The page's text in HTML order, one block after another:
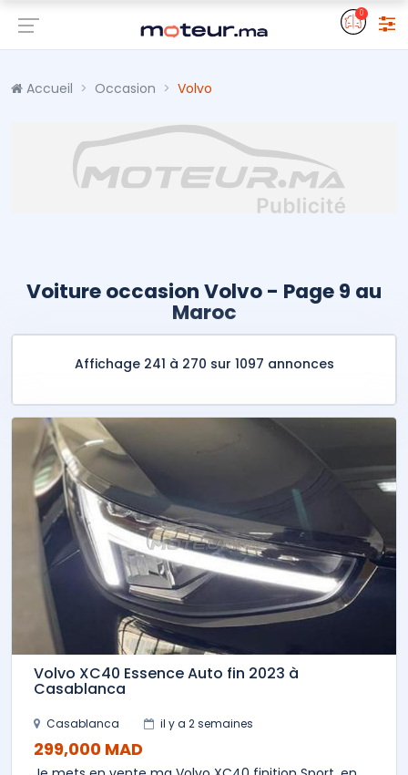
0
Accueil Occasion Volvo
Voiture occasion Volvo - Page 9 au
Maroc
Affichage 241 à 270 sur 1097 annonces
Volvo XC40 Essence Auto fin 2023 à
Casablanca
Casablanca il y a 2 semaines
299,000 MAD